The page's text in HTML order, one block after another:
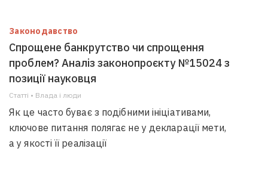
Законодавство
Спрощене банкрутство чи спрощення
проблем? Аналіз законопроєкту №15024 з
позиції науковця
Статті • Влада i люди
Як це часто буває з подібними ініціативами,
ключове питання полягає не у декларації мети,
а у якості її реалізації